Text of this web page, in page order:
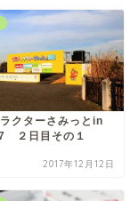
クターさみっとin
２日目その１
2017年12月12日
とは。
と写真
報につい
事項など
阜地域
岐阜市